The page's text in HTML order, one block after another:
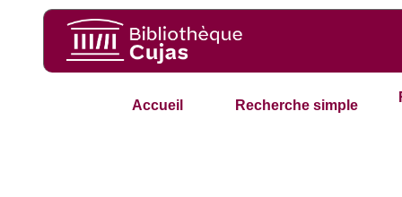
Accueil Recherche simple